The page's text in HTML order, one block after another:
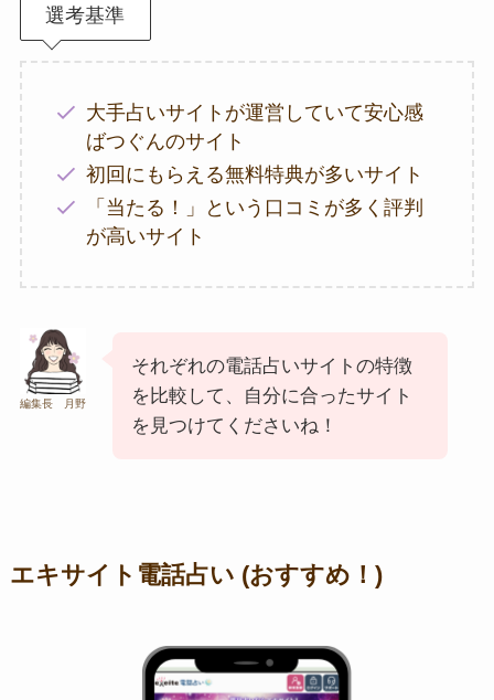
選考基準
大手占いサイトが運営していて安心感
ばつぐんのサイト
初回にもらえる無料特典が多いサイト
「当たる！」という口コミが多く評判
が高いサイト
編集長 月野
それぞれの電話占いサイトの特徴
を比較して、自分に合ったサイト
を見つけてくださいね！
エキサイト電話占い (おすすめ！)